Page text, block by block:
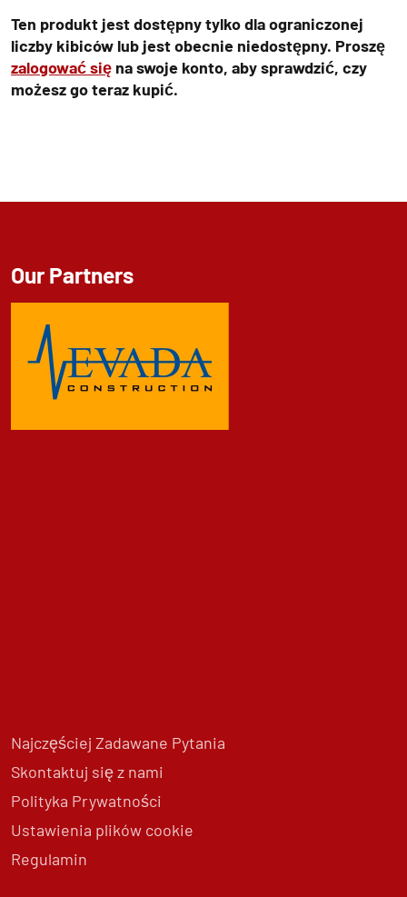
Ten produkt jest dostępny tylko dla ograniczonej
liczby kibiców lub jest obecnie niedostępny. Proszę
zalogować się na swoje konto, aby sprawdzić, czy
możesz go teraz kupić.
Najczęściej Zadawane Pytania
Skontaktuj się z nami
Polityka Prywatności
Ustawienia plików cookie
Regulamin
Our Partners